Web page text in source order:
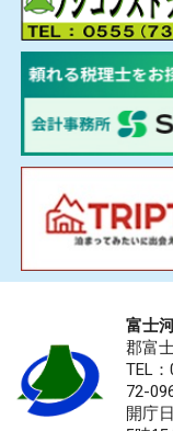
富士
郡富
TEL
72-
開庁